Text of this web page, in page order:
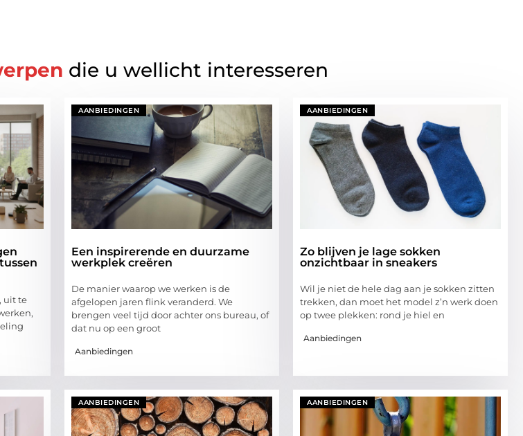
die u wellicht interesseren
uit te
AANBIEDINGEN
Een inspirerende en duurzame
werkplek creëren
De manier waarop we werken is de
afgelopen jaren flink veranderd. We
brengen veel tijd door achter ons bureau, of
dat nu op een groot
Aanbiedingen
AANBIEDINGEN
Zo blijven je lage sokken
onzichtbaar in sneakers
Wil je niet de hele dag aan je sokken zitten
trekken, dan moet het model z’n werk doen
op twee plekken: rond je hiel en
Aanbiedingen
AANBIEDINGEN AANBIEDINGEN